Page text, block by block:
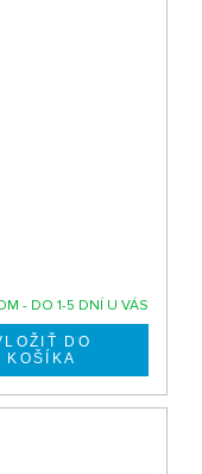
- DO 1-5 DNÍ U VÁS